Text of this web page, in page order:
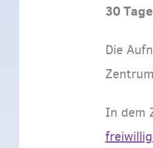
30 Tage
Die
In dem